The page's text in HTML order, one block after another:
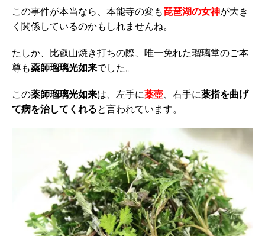
この事件が本当なら、本能寺の変も琵琶湖の女神が大き
く関係しているのかもしれませんね。
たしか、比叡山焼き打ちの際、唯一免れた瑠璃堂のご本
尊も薬師瑠璃光如来でした。
この薬師瑠璃光如来は、左手に薬壺 、右手に薬指を曲げ
て病を治してくれると言われています。